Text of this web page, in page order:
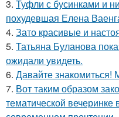
3. Туфли с бусинками и
похудевшая Елена
4. Зато красивые и
5. Татьяна Буланова
ожидали увидеть.
6. Давайте знакомиться!
7. Вот таким образом
тематической вечеринке